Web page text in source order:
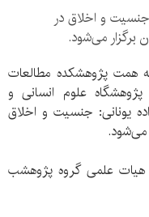
و اخلاق در
برگزار می‌شود.
همت پژوهشکده مطالعات
علوم انسانی و
یونانی: جنسیت و اخلاق
می‌شود.
علمی گروه پژوهشب